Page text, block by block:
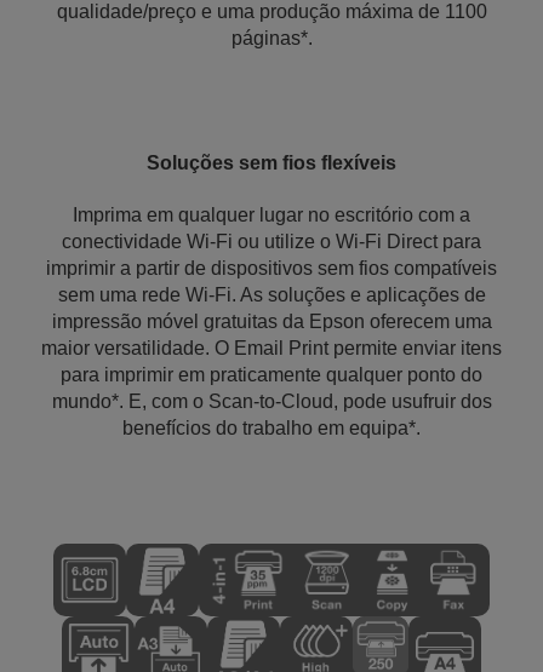
qualidade/preço e uma produção máxima de 1100
páginas*.
Soluções sem fios flexíveis
Imprima em qualquer lugar no escritório com a
conectividade Wi-Fi ou utilize o Wi-Fi Direct para
imprimir a partir de dispositivos sem fios compatíveis
sem uma rede Wi-Fi. As soluções e aplicações de
impressão móvel gratuitas da Epson oferecem uma
maior versatilidade. O Email Print permite enviar itens
para imprimir em praticamente qualquer ponto do
mundo*. E, com o Scan-to-Cloud, pode usufruir dos
benefícios do trabalho em equipa*.